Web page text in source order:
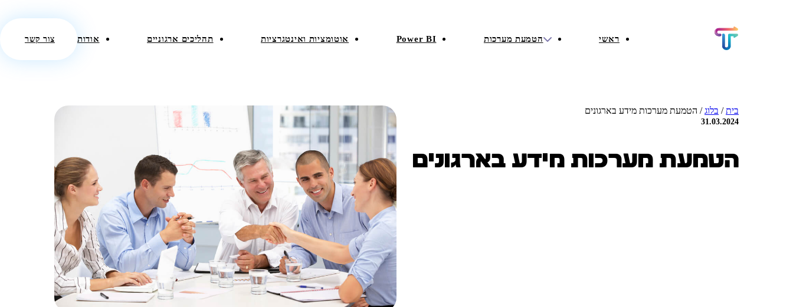
ראשי הטמעת מערכות Power BI אוטומציות ואינטגרציות תהליכים ארגוניים אודות צור קשר
בית/ בלוג/ הטמעת מערכות מידע בארגונים
31.03.2024
הטמעת מערכות מידע בארגונים